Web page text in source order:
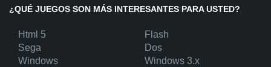
¿QUÉ JUEGOS SON MÁS INTERESANTES PARA USTED?
Html 5
Flash
Sega
Dos
Windows
Windows 3.x